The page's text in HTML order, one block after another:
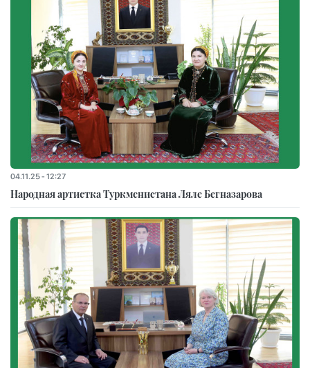
04.11.25 - 12:27
Народная артистка Туркменистана Ляле Бегназарова